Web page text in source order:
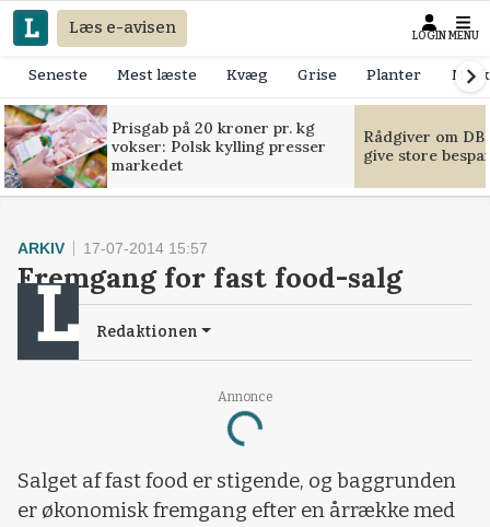
Læs e-avisen LOGIN MENU
Seneste Mest læste Kvæg Grise Planter
Prisgab på 20 kroner pr. kg
vokser: Polsk kylling presser
markedet
Rådgiver om
give store
Annonce
Loading...
ARKIV 17-07-2014 15:57
Fremgang for fast food-salg
Redaktionen
Salget af fast food er stigende, og baggrunden
er økonomisk fremgang efter en årrække med